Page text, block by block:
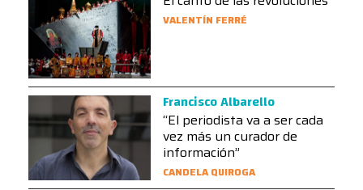
VALENTÍN FERRÉ
Francisco Albarello
“El periodista va a ser cada
vez más un curador de
información”
CANDELA QUIROGA